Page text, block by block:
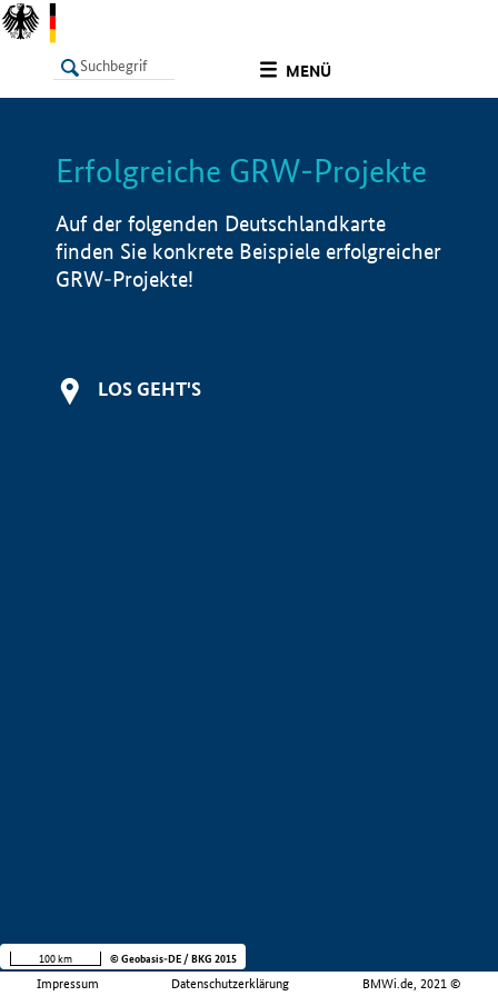
MENÜ
LISTE Info
Erfolgreiche GRW-Projekte
Auf der folgenden Deutschlandkarte
finden Sie konkrete Beispiele erfolgreicher
GRW-Projekte!
LOS GEHT'S
Impressum Datenschutzerklärung BMWi.de, 2021 ©
100 km © Geobasis-DE / BKG 2015